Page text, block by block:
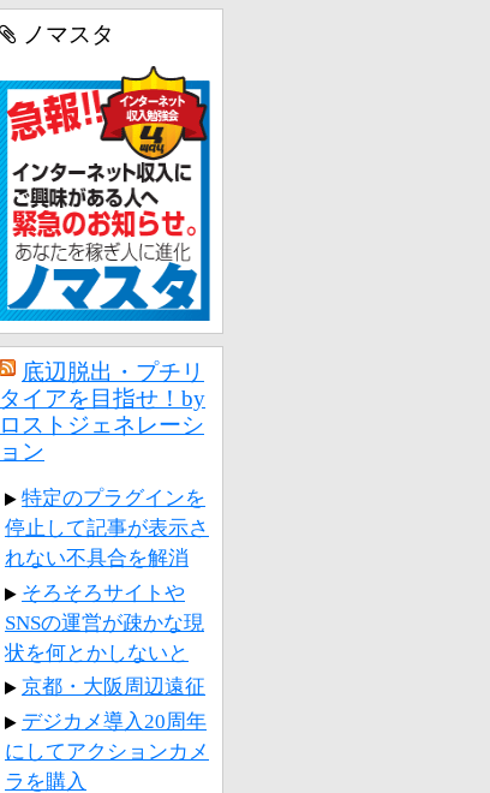
ノマスタ
底辺脱出・プチリ
タイアを目指せ！by
ロストジェネレーシ
ョン
特定のプラグインを
停止して記事が表示さ
れない不具合を解消
そろそろサイトや
SNSの運営が疎かな現
状を何とかしないと
京都・大阪周辺遠征
デジカメ導入20周年
にしてアクションカメ
ラを購入